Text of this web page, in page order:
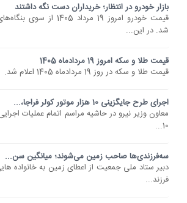
بازار خودرو در انتظار؛ خریداران دست نگه داشتند
قیمت خودرو امروز 19 مرداد
شد. در این...
قیمت طلا و سکه امروز 19 مردادماه 1405
قیمت طلا و سکه در روز 19 مردادماه 1405 اعلام شد.
اجرای طرح جایگزینی 10 هزار موتور کولر فراجا،...
معاون وزیر نیرو در حاشیه مراسم اتمام عملیات
10...
سه‌فرزندی‌ها صاحب زمین می‌شوند؛ میانگین سن...
دبیر ستاد ملی جمعیت از اعطای زمین به خانواده
فرزند...